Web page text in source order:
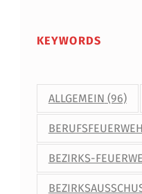
E
E
R
N
U
KEYWORDS
ALLGEMEIN (96)
BEZIRKS-